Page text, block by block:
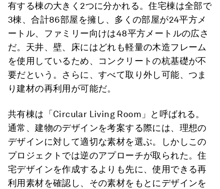
有する棟の大きく2つに分かれる。住宅棟は全部で
3棟、合計86部屋を擁し、多くの部屋が24平方メ
ートル、ファミリー向けは48平方メートルの広さ
だ。天井、壁、床にはどれも軽量の木造フレーム
を使用しているため、コンクリートの杭基礎が不
要だという。さらに、すべて取り外し可能、つま
り建材の再利用が可能だ。
共有棟は「Circular Living Room」と呼ばれる。
通常、建物のデザインを考案する際には、理想の
デザインに対して適切な素材を選ぶ。しかしこの
プロジェクトでは逆のアプローチが取られた。住
宅デザインを作成するよりも先に、使用できる再
利用素材を確認し、その素材をもとにデザインを